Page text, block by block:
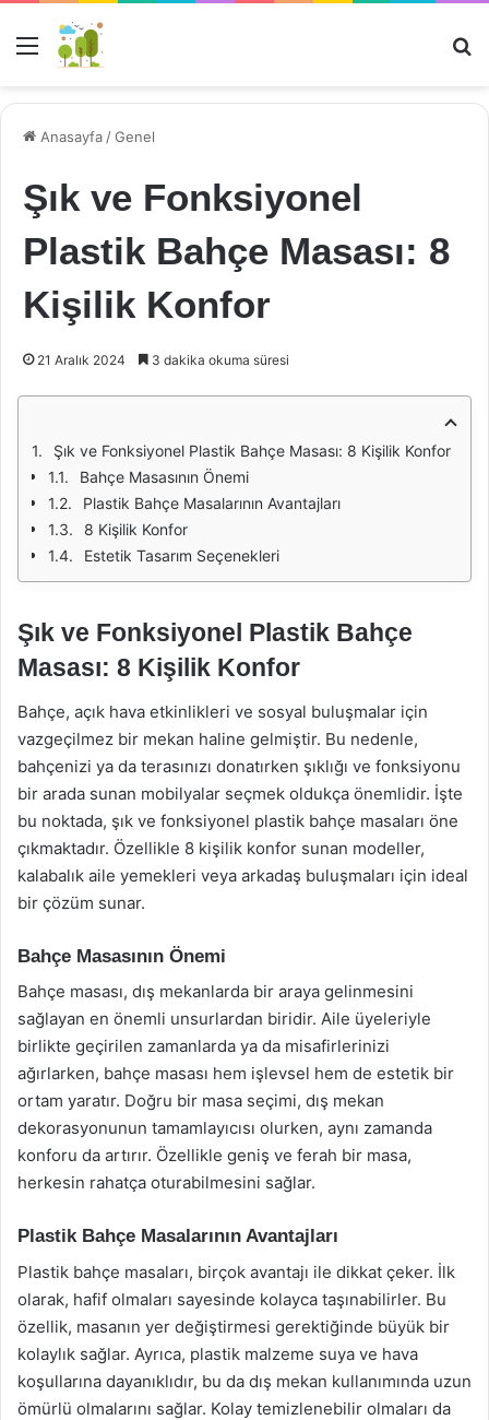
Menü
Anasayfa /Genel
Şık ve Fonksiyonel
Plastik Bahçe Masası: 8
Kişilik Konfor
21 Aralık 2024 3 dakika okuma süresi
Şık ve Fonksiyonel Plastik Bahçe Masası: 8 Kişilik Konfor
Bahçe Masasının Önemi
Plastik Bahçe Masalarının Avantajları
8 Kişilik Konfor
Estetik Tasarım Seçenekleri
Şık ve Fonksiyonel Plastik Bahçe
Masası: 8 Kişilik Konfor
Bahçe, açık hava etkinlikleri ve sosyal buluşmalar için
vazgeçilmez bir mekan haline gelmiştir. Bu nedenle,
bahçenizi ya da terasınızı donatırken şıklığı ve fonksiyonu
bir arada sunan mobilyalar seçmek oldukça önemlidir. İşte
bu noktada, şık ve fonksiyonel plastik bahçe masaları öne
çıkmaktadır. Özellikle 8 kişilik konfor sunan modeller,
kalabalık aile yemekleri veya arkadaş buluşmaları için ideal
bir çözüm sunar.
Bahçe Masasının Önemi
Bahçe masası, dış mekanlarda bir araya gelinmesini
sağlayan en önemli unsurlardan biridir. Aile üyeleriyle
birlikte geçirilen zamanlarda ya da misafirlerinizi
ağırlarken, bahçe masası hem işlevsel hem de estetik bir
ortam yaratır. Doğru bir masa seçimi, dış mekan
dekorasyonunun tamamlayıcısı olurken, aynı zamanda
konforu da artırır. Özellikle geniş ve ferah bir masa,
herkesin rahatça oturabilmesini sağlar.
Plastik Bahçe Masalarının Avantajları
Plastik bahçe masaları, birçok avantajı ile dikkat çeker. İlk
olarak, hafif olmaları sayesinde kolayca taşınabilirler. Bu
özellik, masanın yer değiştirmesi gerektiğinde büyük bir
kolaylık sağlar. Ayrıca, plastik malzeme suya ve hava
koşullarına dayanıklıdır, bu da dış mekan kullanımında uzun
ömürlü olmalarını sağlar. Kolay temizlenebilir olmaları da